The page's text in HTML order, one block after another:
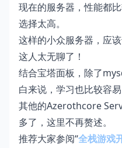
现在的服务器，性能都
选择太高。
这样的小众服务器，应
这人太无聊了！
结合宝塔面板，除了
白来说，学习也比较容易
其他的Azerothcore
多了，这里不再赘述。
推荐大家参阅“全栈游戏